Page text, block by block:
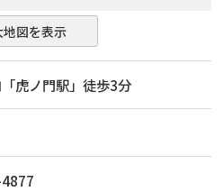
地図を表示
虎ノ門駅」徒歩3分